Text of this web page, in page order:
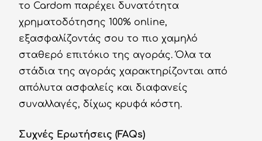
το Cardom παρέχει δυνατότητα
χρηματοδότησης 100% online,
εξασφαλίζοντάς σου το πιο χαμηλό
σταθερό επιτόκιο της αγοράς. Όλα τα
στάδια της αγοράς χαρακτηρίζονται από
απόλυτα ασφαλείς και διαφανείς
συναλλαγές, δίχως κρυφά κόστη.
Συχνές Ερωτήσεις (FAQs)